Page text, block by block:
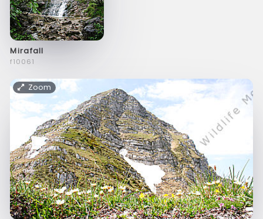
Mirafall
f10061
Zoom